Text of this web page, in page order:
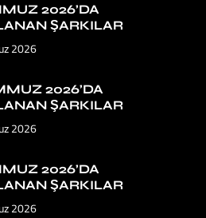
2026’DA
ŞARKILAR
2026
2026’DA
ŞARKILAR
2026
2026’DA
ŞARKILAR
2026